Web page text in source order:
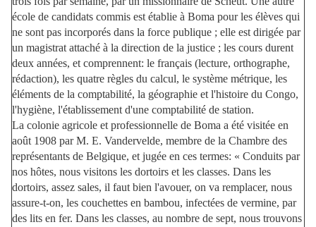
école de candidats commis est établie à Boma pour les élèves qui
ne sont pas incorporés dans la force publique ; elle est dirigée par
un magistrat attaché à la direction de la justice ; les cours durent
deux années, et comprennent: le français (lecture, orthographe,
rédaction), les quatre règles du calcul, le système métrique, les
éléments de la comptabilité, la géographie et l'histoire du Congo,
l'hygiène, l'établissement d'une comptabilité de station.
La colonie agricole et professionnelle de Boma a été visitée en
août 1908 par M. E. Vandervelde, membre de la Chambre des
représentants de Belgique, et jugée en ces termes: « Conduits par
nos hôtes, nous visitons les dortoirs et les classes. Dans les
dortoirs, assez sales, il faut bien l'avouer, on va remplacer, nous
assure-t-on, les couchettes en bambou, infectées de vermine, par
des lits en fer. Dans les classes, au nombre de sept, nous trouvons